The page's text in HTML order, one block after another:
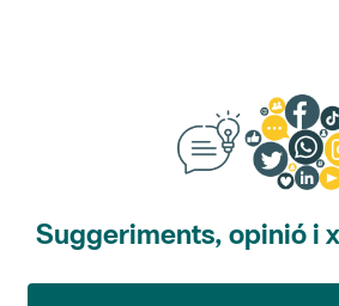
Suggeriments, opinió i